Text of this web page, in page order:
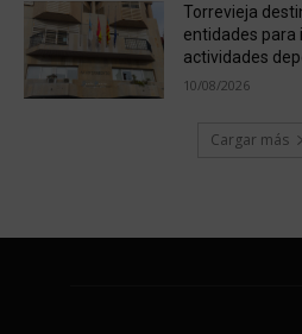
Torrevieja
entidades para
actividades
10/08/2026
Cargar más